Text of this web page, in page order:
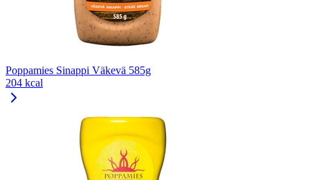
Poppamies Sinappi Väkevä 585g
204 kcal